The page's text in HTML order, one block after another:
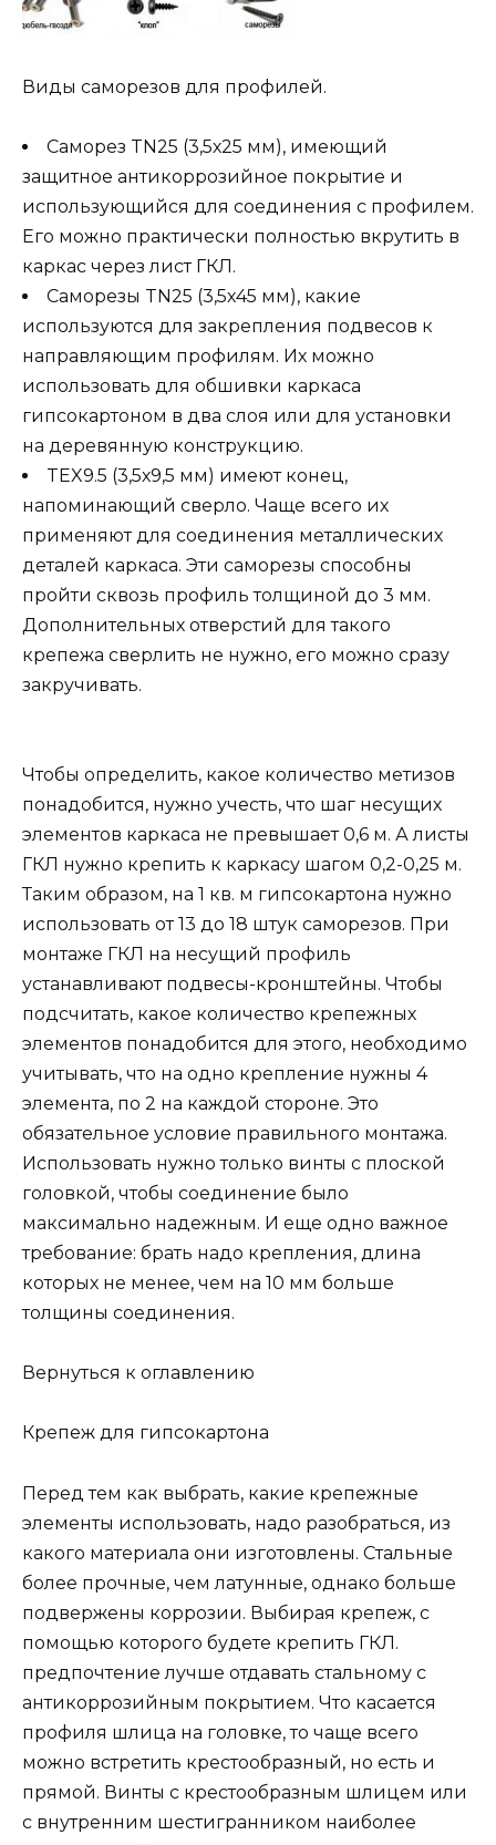
Виды саморезов для профилей.
Саморез TN25 (3,5х25 мм), имеющий
защитное антикоррозийное покрытие и
использующийся для соединения с профилем.
Его можно практически полностью вкрутить в
каркас через лист ГКЛ.
Саморезы TN25 (3,5х45 мм), какие
используются для закрепления подвесов к
направляющим профилям. Их можно
использовать для обшивки каркаса
гипсокартоном в два слоя или для установки
на деревянную конструкцию.
TEX9.5 (3,5х9,5 мм) имеют конец,
напоминающий сверло. Чаще всего их
применяют для соединения металлических
деталей каркаса. Эти саморезы способны
пройти сквозь профиль толщиной до 3 мм.
Дополнительных отверстий для такого
крепежа сверлить не нужно, его можно сразу
закручивать.
Чтобы определить, какое количество метизов
понадобится, нужно учесть, что шаг несущих
элементов каркаса не превышает 0,6 м. А листы
ГКЛ нужно крепить к каркасу шагом 0,2-0,25 м.
Таким образом, на 1 кв. м гипсокартона нужно
использовать от 13 до 18 штук саморезов. При
монтаже ГКЛ на несущий профиль
устанавливают подвесы-кронштейны. Чтобы
подсчитать, какое количество крепежных
элементов понадобится для этого, необходимо
учитывать, что на одно крепление нужны 4
элемента, по 2 на каждой стороне. Это
обязательное условие правильного монтажа.
Использовать нужно только винты с плоской
головкой, чтобы соединение было
максимально надежным. И еще одно важное
требование: брать надо крепления, длина
которых не менее, чем на 10 мм больше
толщины соединения.
Вернуться к оглавлению
Крепеж для гипсокартона
Перед тем как выбрать, какие крепежные
элементы использовать, надо разобраться, из
какого материала они изготовлены. Стальные
более прочные, чем латунные, однако больше
подвержены коррозии. Выбирая крепеж, с
помощью которого будете крепить ГКЛ.
предпочтение лучше отдавать стальному с
антикоррозийным покрытием. Что касается
профиля шлица на головке, то чаще всего
можно встретить крестообразный, но есть и
прямой. Винты с крестообразным шлицем или
с внутренним шестигранником наиболее